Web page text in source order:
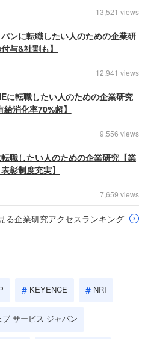
13,521 views
ンに転職したい人のための企業研
与&社割も】
12,941 views
に転職したい人のための企業研究
給消化率70%超】
9,556 views
職したい人のための企業研究【業
彰制度充実】
7,659 views
る企業研究アクセスランキング
KEYENCE NRI
サービス ジャパン